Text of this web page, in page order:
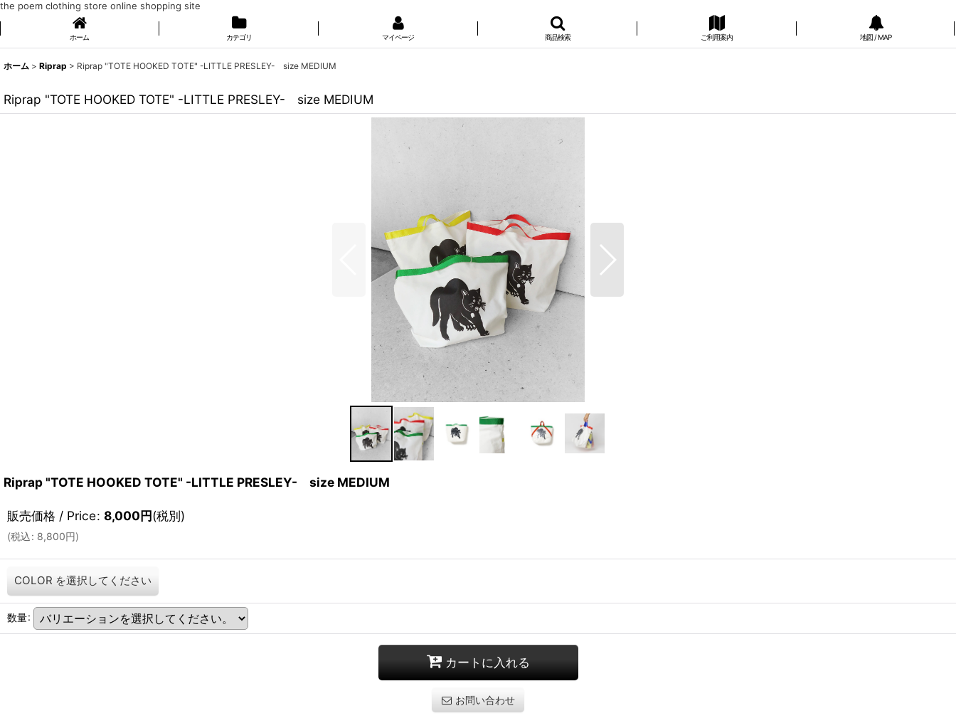
the poem clothing store online shopping site
ホーム カテゴリ マイページ 商品検索 ご利用案内 地図 / MAP
ホーム > Riprap > Riprap "TOTE HOOKED TOTE" -LITTLE PRESLEY- size MEDIUM
Riprap "TOTE HOOKED TOTE" -LITTLE PRESLEY- size MEDIUM
Riprap "TOTE HOOKED TOTE" -LITTLE PRESLEY- size MEDIUM
販売価格 / Price: 8,000円(税別)
(税込: 8,800円)
COLOR を選択してください
数量:
カートに入れる
お問い合わせ